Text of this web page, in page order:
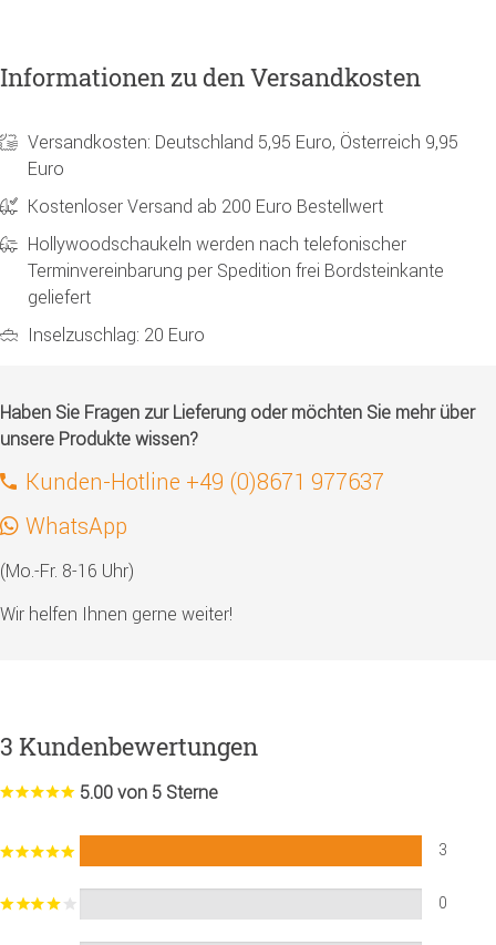
Informationen zu den Versandkosten
Versandkosten: Deutschland 5,95 Euro, Österreich 9,95
Euro
Kostenloser Versand ab 200 Euro Bestellwert
Hollywoodschaukeln werden nach telefonischer
Terminvereinbarung per Spedition frei Bordsteinkante
geliefert
Inselzuschlag: 20 Euro
Haben Sie Fragen zur Lieferung oder möchten Sie mehr über
unsere Produkte wissen?
Kunden-Hotline +49 (0)8671 977637
WhatsApp
(Mo.-Fr. 8-16 Uhr)
Wir helfen Ihnen gerne weiter!
3 Kundenbewertungen
5.00 von 5 Sterne
3
0